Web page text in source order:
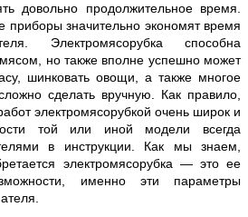
довольно продолжительное время.
приборы значительно экономят время
Электромясорубка способна
мясом, но также вполне успешно может
шинковать овощи, а также многое
сделать вручную. Как правило,
электромясорубкой очень широк и
той или иной модели всегда
в инструкции. Как мы знаем,
электромясорубка — это ее
именно эти параметры